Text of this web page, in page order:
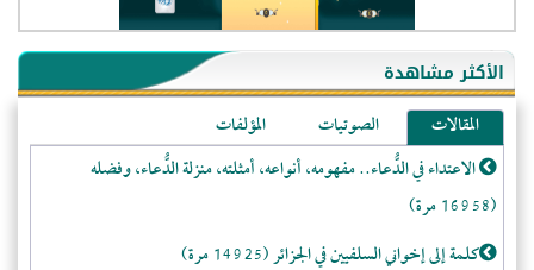
الأكثر مشاهدة
المقالات الصوتيات
المؤلفات
الاعتداء في الدُّعاء.. مفهومه، أنواعه، أمثلته، منزلة الدُّعاء، وفضله
(16958 مرة)
كلمة إلى إخواني السلفيين في الجزائر (14925 مرة)
- الولايات المتحدة (72251)
- فيتنام (21495)
-غير معروف (21120)
- الصين (10600)
- كندا (10254)
- فرنسا (9106)
- روسيا (5496)